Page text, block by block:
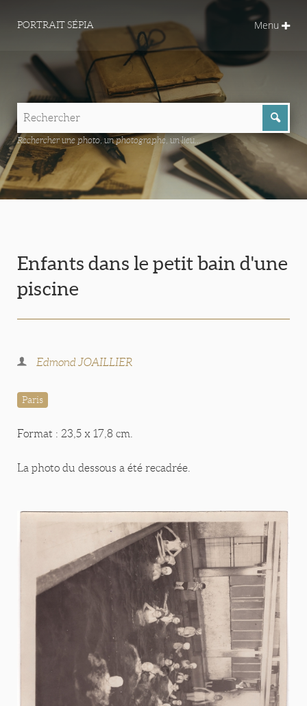
PORTRAIT SÉPIA Menu
Rechercher une photo, un photographe, un lieu...
Enfants dans le petit bain d'une
piscine
Edmond JOAILLIER
Paris
Format : 23,5 x 17,8 cm.
La photo du dessous a été recadrée.